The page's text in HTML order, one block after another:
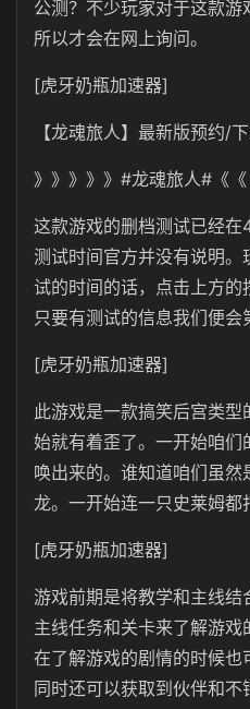
公测？不少玩家对于这款游
所以才会在网上询问。
[虎牙奶瓶加速器]
【龙魂旅人】最新版预约/
》》》》》#龙魂旅人#《
这款游戏的删档测试已经
测试时间官方并没有说明。
试的时间的话，点击上方
只要有测试的信息我们便会
[虎牙奶瓶加速器]
此游戏是一款搞笑后宫类
始就有着歪了。一开始咱们
唤出来的。谁知道咱们虽
龙。一开始连一只史莱姆都
[虎牙奶瓶加速器]
游戏前期是将教学和主线
主线任务和关卡来了解游
在了解游戏的剧情的时候也
同时还可以获取到伙伴和不